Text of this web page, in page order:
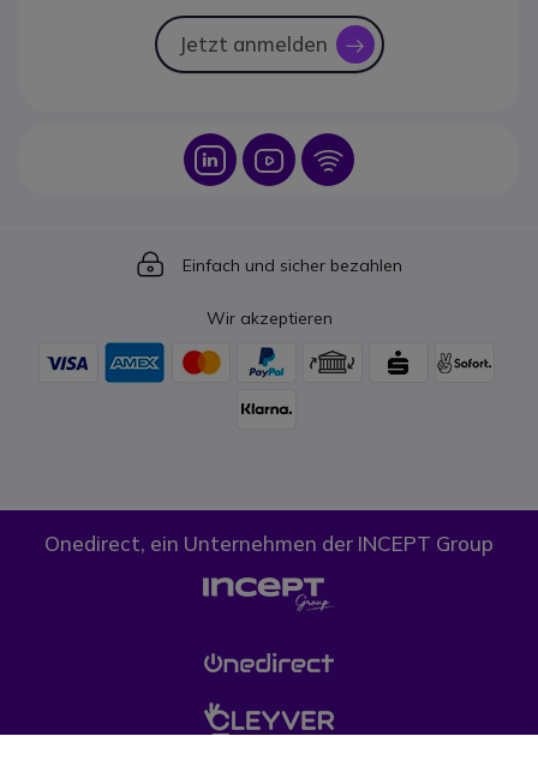
Jetzt anmelden icon
Icon Icon Icon
Icon
Einfach und sicher bezahlen
Wir akzeptieren
Onedirect, ein Unternehmen der INCEPT Group